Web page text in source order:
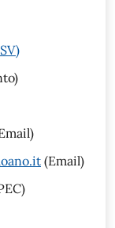
(Email)